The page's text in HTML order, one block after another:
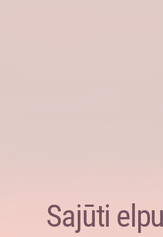
Sajūti